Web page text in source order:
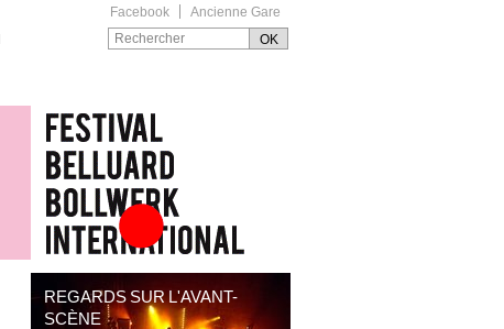
Festival Belluard
Bollwerk International
REGARDS SUR L'AVANT-
SCÈNE
Facebook Ancienne Gare